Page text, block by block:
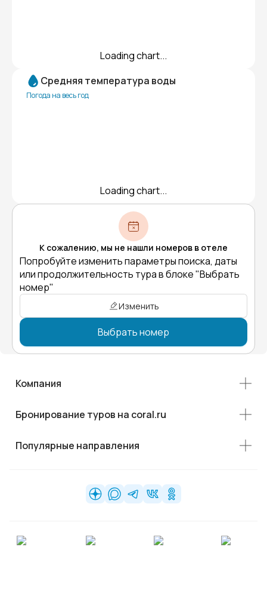
Loading chart...
Средняя температура воды
Погода на весь год
Loading chart...
К сожалению, мы не нашли номеров в отеле
Попробуйте изменить параметры поиска, даты
или продолжительность тура в блоке "Выбрать
номер"
Изменить
Выбрать номер
Компания
Бронирование туров на coral.ru
Популярные направления